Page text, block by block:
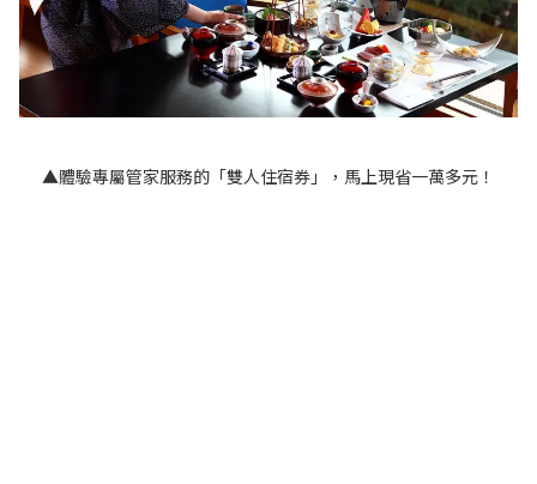
▲體驗專屬管家服務的「雙人住宿券」，馬上現省一萬多元！